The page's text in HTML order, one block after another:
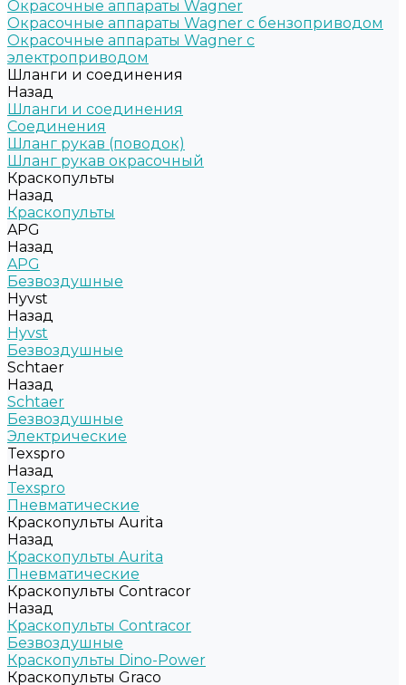
Окрасочные аппараты Wagner
Окрасочные аппараты Wagner с бензоприводом
Окрасочные аппараты Wagner с
электроприводом
Шланги и соединения
Назад
Шланги и соединения
Cоединения
Шланг рукав (поводок)
Шланг рукав окрасочный
Краскопульты
Назад
Краскопульты
APG
Назад
APG
Безвоздушные
Hyvst
Назад
Hyvst
Безвоздушные
Schtaer
Назад
Schtaer
Безвоздушные
Электрические
Texspro
Назад
Texspro
Пневматические
Краскопульты Aurita
Назад
Краскопульты Aurita
Пневматические
Краскопульты Contracor
Назад
Краскопульты Contracor
Безвоздушные
Краскопульты Dino-Power
Краскопульты Graco